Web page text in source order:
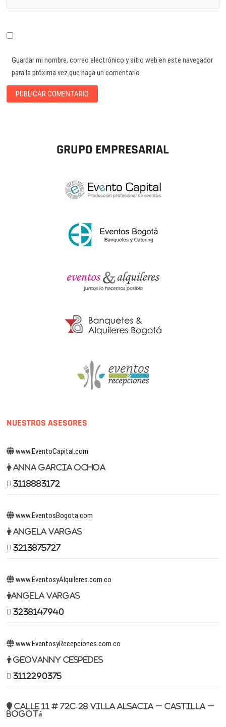
Guardar mi nombre, correo electrónico y sitio web en este navegador
para la próxima vez que haga un comentario.
GRUPO EMPRESARIAL
NUESTROS ASESORES
www.EventoCapital.com
Anna Garcia Ochoa
3118883172
www.EventosBogota.com
Angela Vargas
3213875727
www.EventosyAlquileres.com.co
Angela Vargas
3238147940
www.EventosyRecepciones.com.co
Geovanny Cespedes
3112290375
Calle 11 # 72c-28 Villa Alsacia – Castilla –
Bogotá